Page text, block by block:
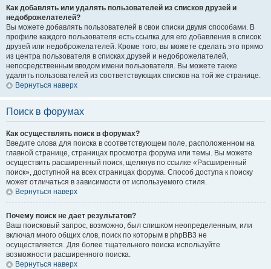
Как добавлять или удалять пользователей из списков друзей и
недоброжелателей?
Вы можете добавлять пользователей в свои списки двумя способами. В
профиле каждого пользователя есть ссылка для его добавления в список
друзей или недоброжелателей. Кроме того, вы можете сделать это прямо
из центра пользователя в списках друзей и недоброжелателей,
непосредственным вводом имени пользователя. Вы можете также
удалять пользователей из соответствующих списков на той же странице.
Вернуться наверх
Поиск в форумах
Как осуществлять поиск в форумах?
Введите слова для поиска в соответствующем поле, расположенном на
главной странице, страницах просмотра форума или темы. Вы можете
осуществить расширенный поиск, щелкнув по ссылке «Расширенный
поиск», доступной на всех страницах форума. Способ доступа к поиску
может отличаться в зависимости от используемого стиля.
Вернуться наверх
Почему поиск не дает результатов?
Ваш поисковый запрос, возможно, был слишком неопределенным, или
включал много общих слов, поиск по которым в phpBB3 не
осуществляется. Для более тщательного поиска используйте
возможности расширенного поиска.
Вернуться наверх